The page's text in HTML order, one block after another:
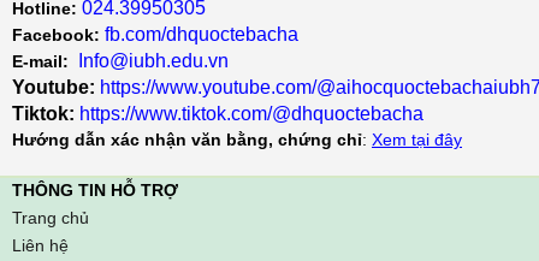
Hotline: 024.39950305
Facebook: fb.com/dhquoctebacha
E-mail:
Info@iubh.edu.vn
Youtube: https://www.youtube.com/
Tiktok: https://www.tiktok.com/@dhquoctebacha
Hướng dẫn xác nhận văn bằng, chứng chỉ: Xem tại đây
THÔNG TIN HỖ TRỢ
Trang chủ
Liên hệ